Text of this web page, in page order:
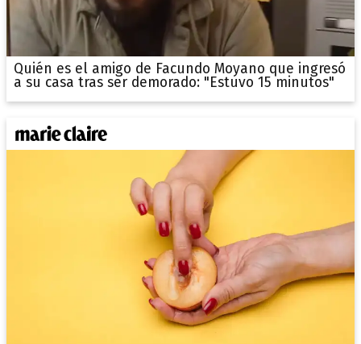
Quién es el amigo de Facundo Moyano que ingresó
a su casa tras ser demorado: "Estuvo 15 minutos"